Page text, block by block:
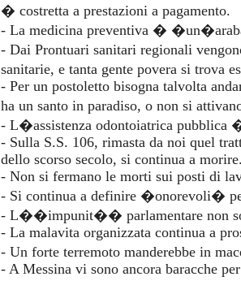
� costretta a prestazioni a pagamento.
- La medicina preventiva �
- Dai Prontuari sanitari regionali
sanitarie, e tanta gente povera si trova
- Per un postoletto bisogna talvolta
ha un santo in paradiso, o non si
- L�assistenza odontoiatrica pubblica
- Sulla S.S. 106, rimasta da noi quel
dello scorso secolo, si continua a morire.
- Non si fermano le morti sui posti di
- Si continua a definire �onorevoli�
- L��impunit�� parlamentare non
- La malavita organizzata continua a
- Un forte terremoto manderebbe in
- A Messina vi sono ancora baracche